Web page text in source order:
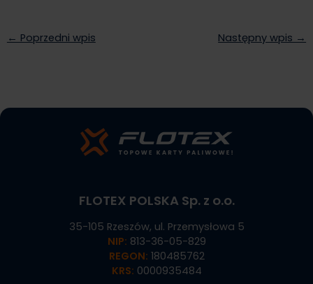
← Poprzedni wpis Następny wpis →
FLOTEX POLSKA Sp. z o.o.
35-105 Rzeszów, ul. Przemysłowa 5
NIP: 813-36-05-829
REGON: 180485762
KRS: 0000935484